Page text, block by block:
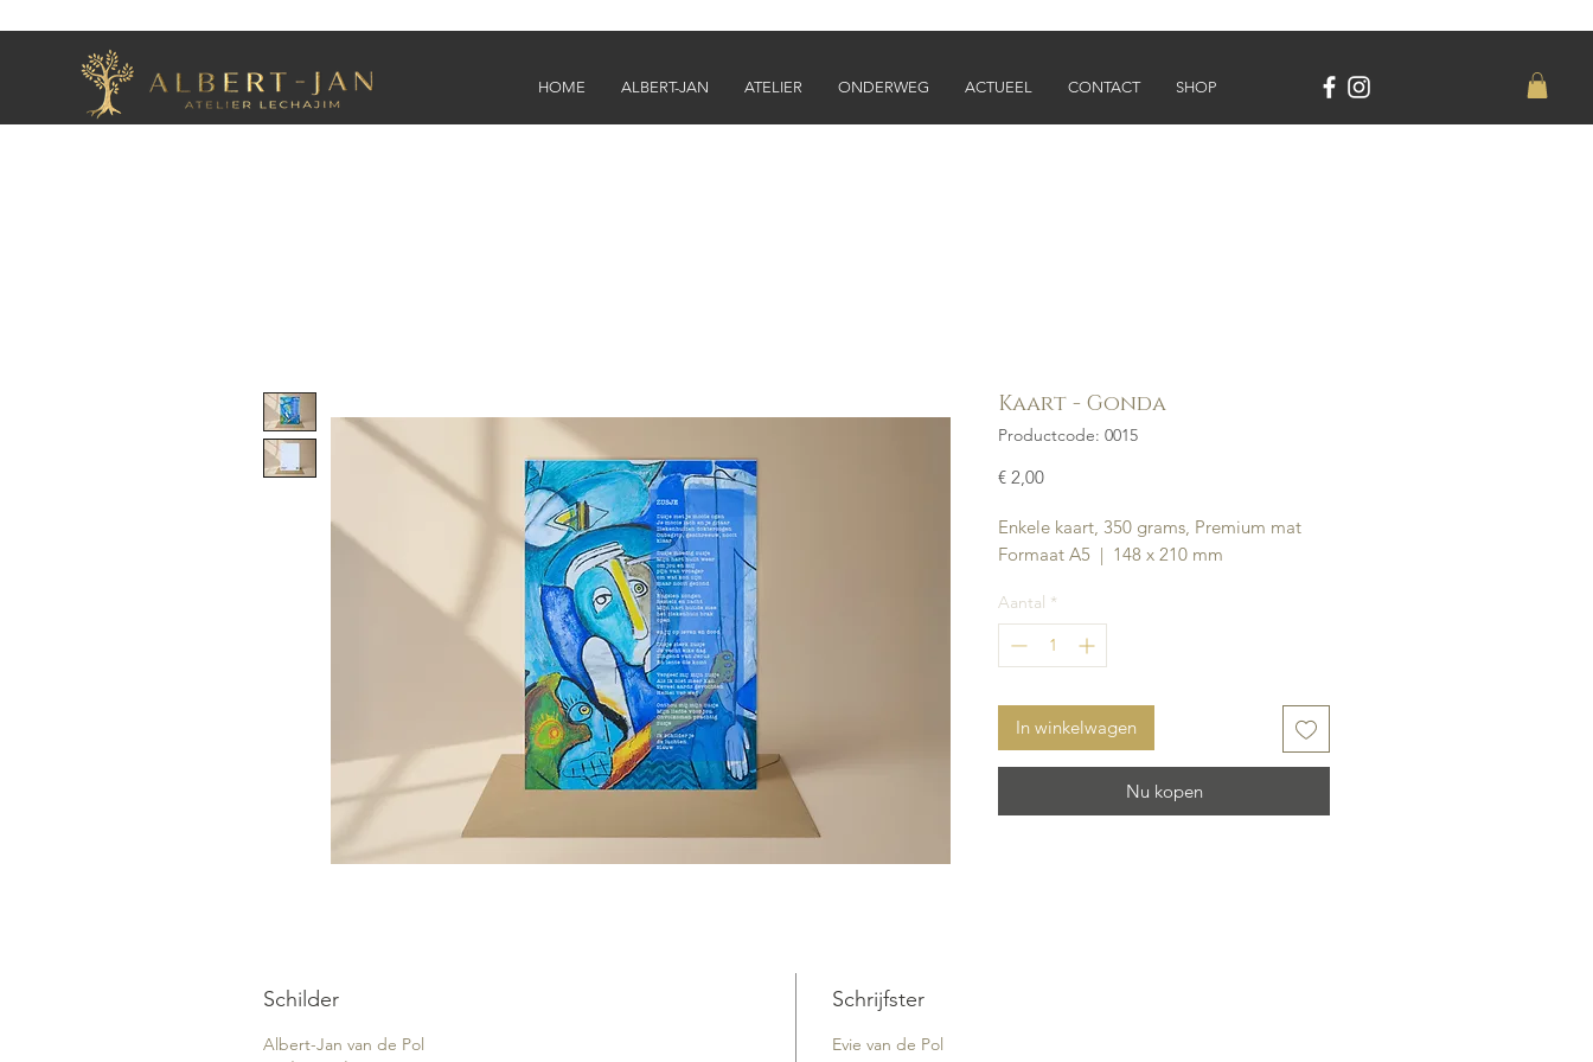
HOME ALBERT-JAN ATELIER ONDERWEG ACTUEEL CONTACT SHOP
Kaart - Gonda
Productcode: 0015
€ 2,00Prijs
Enkele kaart, 350 grams, Premium mat
Formaat A5 | 148 x 210 mm
Aantal *
In winkelwagen
Nu kopen
Schilder
Albert-Jan van de Pol
Schrijfster
Evie van de Pol